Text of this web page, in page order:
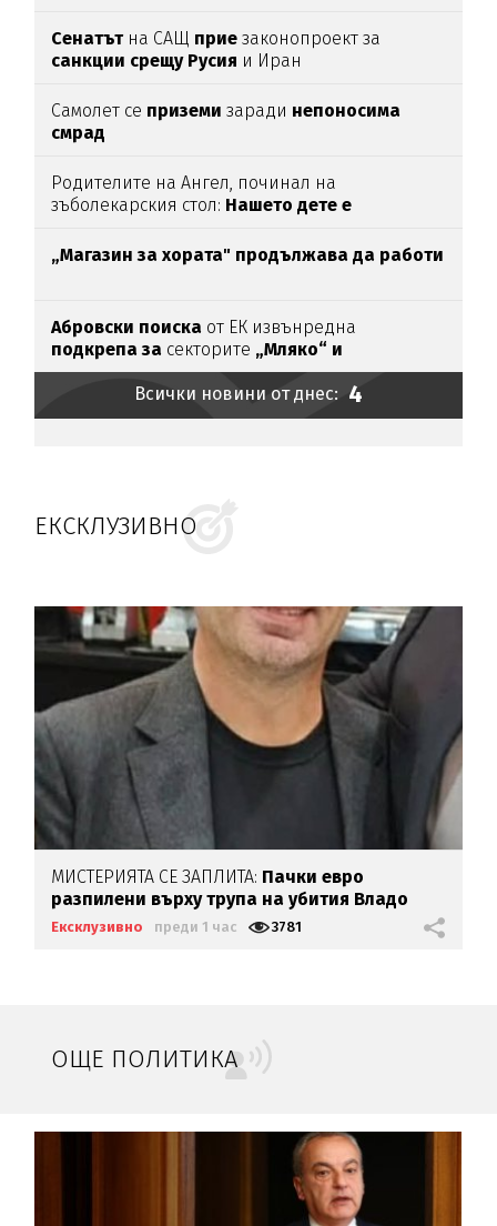
Сенатътна САЩ прие законопроект за
санкции срещу Русия и Иран
Самолет се приземи заради непоносима
смрад
Родителите на Ангел, починал на
зъболекарския стол: Нашето дете е
антидотътнаупойката
„Магазин за хората" продължава да работи
Абровски поиска от ЕК извънредна
подкрепа за секторите „Мляко“ и
„Свиневъдство“
Всички новини от днес: 4
ЕКСКЛУЗИВНО
МИСТЕРИЯТА СЕ ЗАПЛИТА: Пачки евро
разпилени върху трупа на убития Владо
Загатото
Ексклузивно преди 1 час 3781
ОЩЕ ПОЛИТИКА